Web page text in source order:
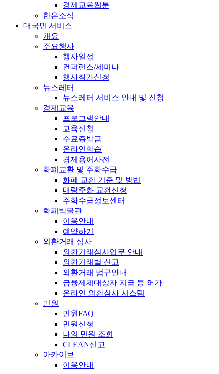
경제교육웹툰
한은소식
대국민 서비스
개요
주요행사
행사일정
컨퍼런스/세미나
행사참가신청
뉴스레터
뉴스레터 서비스 안내 및 신청
경제교육
프로그램안내
교육신청
수료증발급
온라인학습
경제용어사전
화폐교환 및 주화수급
화폐 교환 기준 및 방법
대량주화 교환신청
주화수급정보센터
화폐박물관
이용안내
예약하기
외환거래 심사
외환거래심사업무 안내
외환거래별 신고
외환거래 법규안내
금융제제대상자 지급 등 허가
온라인 외환심사 시스템
민원
민원FAQ
민원신청
나의 민원 조회
CLEAN신고
아카이브
이용안내